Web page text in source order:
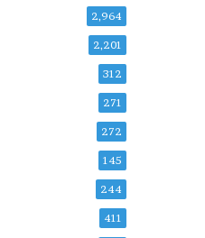
2,964
2,201
312
271
272
145
244
411